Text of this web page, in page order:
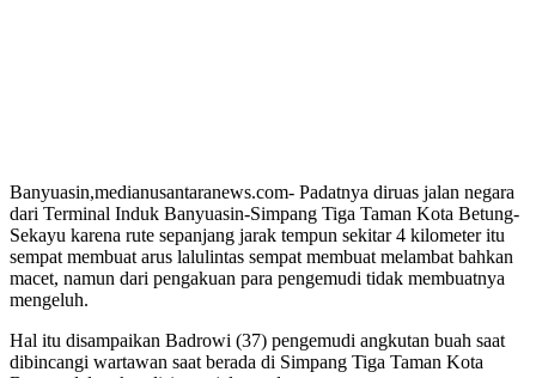
Banyuasin,medianusantaranews.com- Padatnya diruas jalan negara
dari Terminal Induk Banyuasin-Simpang Tiga Taman Kota Betung-
Sekayu karena rute sepanjang jarak tempun sekitar 4 kilometer itu
sempat membuat arus lalulintas sempat membuat melambat bahkan
macet, namun dari pengakuan para pengemudi tidak membuatnya
mengeluh.
Hal itu disampaikan Badrowi (37) pengemudi angkutan buah saat
dibincangi wartawan saat berada di Simpang Tiga Taman Kota